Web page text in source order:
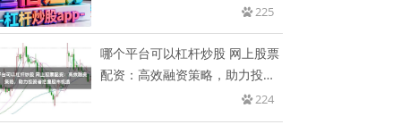
225
哪个平台可以杠杆炒股 网上股票
配资：高效融资策略，助力投资
224